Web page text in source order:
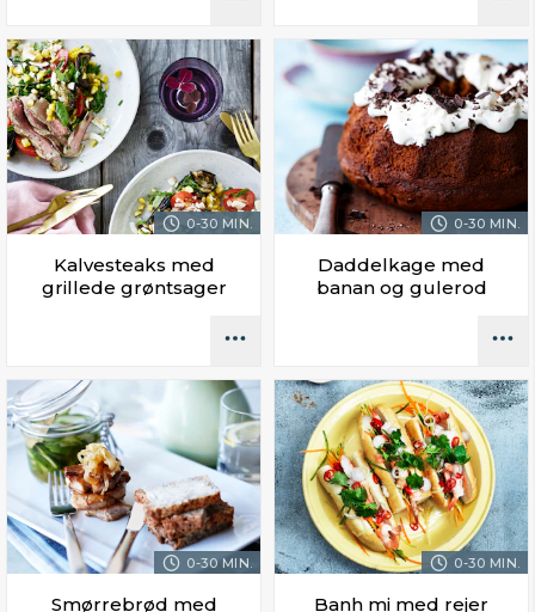
0-30 MIN.
Kalvesteaks med
grillede grøntsager
0-30 MIN.
Daddelkage med
banan og gulerod
0-30 MIN.
Smørrebrød med
0-30 MIN.
Banh mi med rejer